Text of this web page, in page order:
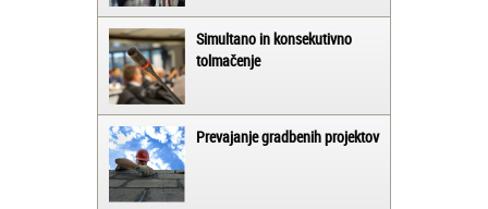
Simultano in konsekutivno
tolmačenje
Prevajanje gradbenih projektov